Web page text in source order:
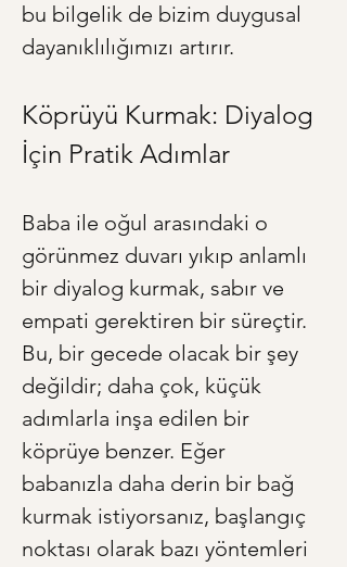
bu bilgelik de bizim duygusal
dayanıklılığımızı artırır.
Köprüyü Kurmak: Diyalog
İçin Pratik Adımlar
Baba ile oğul arasındaki o
görünmez duvarı yıkıp anlamlı
bir diyalog kurmak, sabır ve
empati gerektiren bir süreçtir.
Bu, bir gecede olacak bir şey
değildir; daha çok, küçük
adımlarla inşa edilen bir
köprüye benzer. Eğer
babanızla daha derin bir bağ
kurmak istiyorsanız, başlangıç
noktası olarak bazı yöntemleri